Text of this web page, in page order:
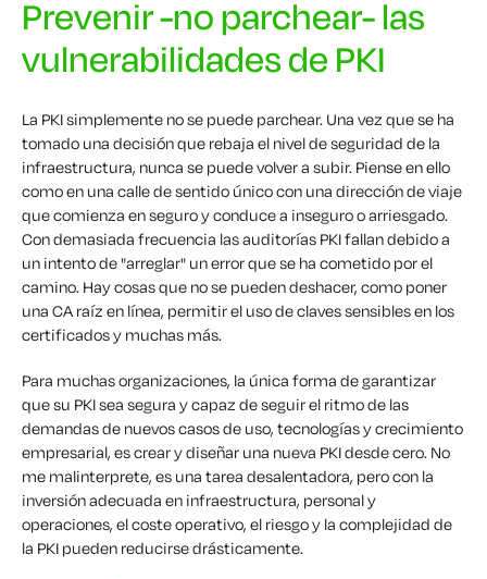
Prevenir -no parchear- las
vulnerabilidades de PKI
La PKI simplemente no se puede parchear. Una vez que se ha
tomado una decisión que rebaja el nivel de seguridad de la
infraestructura, nunca se puede volver a subir. Piense en ello
como en una calle de sentido único con una dirección de viaje
que comienza en seguro y conduce a inseguro o arriesgado.
Con demasiada frecuencia las auditorías PKI fallan debido a
un intento de "arreglar" un error que se ha cometido por el
camino. Hay cosas que no se pueden deshacer, como poner
una CA raíz en línea, permitir el uso de claves sensibles en los
certificados y muchas más.
Para muchas organizaciones, la única forma de garantizar
que su PKI sea segura y capaz de seguir el ritmo de las
demandas de nuevos casos de uso, tecnologías y crecimiento
empresarial, es crear y diseñar una nueva PKI desde cero. No
me malinterprete, es una tarea desalentadora, pero con la
inversión adecuada en infraestructura, personal y
operaciones, el coste operativo, el riesgo y la complejidad de
la PKI pueden reducirse drásticamente.